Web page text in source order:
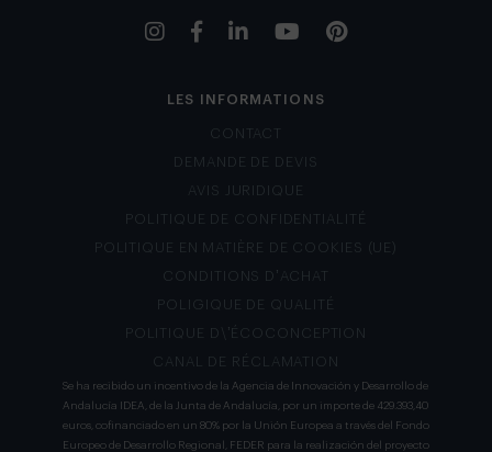
LES INFORMATIONS
CONTACT
DEMANDE DE DEVIS
AVIS JURIDIQUE
POLITIQUE DE CONFIDENTIALITÉ
POLITIQUE EN MATIÈRE DE COOKIES (UE)
CONDITIONS D’ACHAT
POLIGIQUE DE QUALITÉ
POLITIQUE D\’ÉCOCONCEPTION
CANAL DE RÉCLAMATION
Se ha recibido un incentivo de la Agencia de Innovación y Desarrollo de
Andalucía IDEA, de la Junta de Andalucía, por un importe de 429.393,40
euros, cofinanciado en un 80% por la Unión Europea a través del Fondo
Europeo de Desarrollo Regional, FEDER para la realización del proyecto